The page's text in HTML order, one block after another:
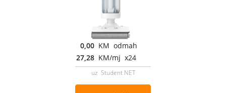
0,00 KM odmah
27,28 KM/mj x24
uz Student NET